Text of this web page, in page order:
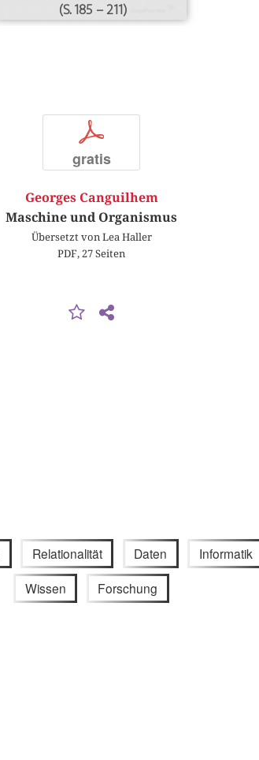
(S. 185 – 211)
p
gratis
Georges Canguilhem
Maschine und Organismus
Übersetzt von Lea Haller
PDF, 27 Seiten
Relationalität Daten Informatik
Wissen Forschung